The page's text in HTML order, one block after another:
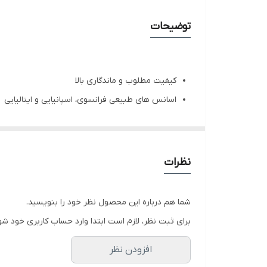
توضیحات
کیفیت مطلوب و ماندگاری بالا
اسانس های طبیعی فرانسوی، اسپانیایی و ایتالیایی
نظرات
شما هم درباره این محصول نظر خود را بنویسید.
برای ثبت نظر، لازم است ابتدا وارد حساب کاربری خود
افزودن نظر